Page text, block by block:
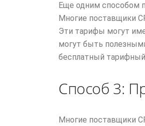
Еще одним способом
Многие поставщики
Эти тарифы могут
могут быть
бесплатный тарифный
Способ 3:
Многие поставщики